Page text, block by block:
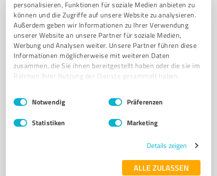
personalisieren, Funktionen für soziale Medien anbieten zu
können und die Zugriffe auf unsere Website zu analysieren.
Außerdem geben wir Informationen zu Ihrer Verwendung
unserer Website an unsere Partner für soziale Medien,
Werbung und Analysen weiter. Unsere Partner führen diese
Informationen möglicherweise mit weiteren Daten
zusammen, die Sie ihnen bereitgestellt haben oder die sie im
Rahmen Ihrer Nutzung der Dienste gesammelt haben.
Impressum Datenschutzbestimmungen
Einwilligungsauswahl
Notwendig Präferenzen
Statistiken Marketing
Details zeigen
ALLE ZULASSEN
SIMON OELKER IT-CONSULTING
IT-Dienstleistungen und Support für Privatkunden und
Unternehmen in Hemmingen
IT-DIENSTLEISTER COMPUTERSUPPORT IT-BERATUNG NETZWERK
DATENSICHERUNG SMART HOME SOFTWAREINTEGRATION
FERNWARTUNG IT-SUPPORT HEMMINGEN PRIVATKUNDEN
Tel. 0511 51544730
info@so-itconsulting.de
5,00 / 5,00